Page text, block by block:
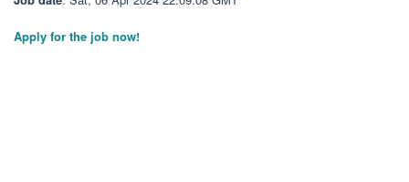
Apply for the job now!